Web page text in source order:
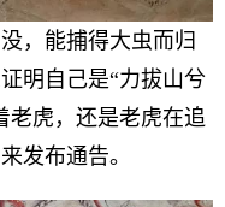
能捕得大虫而归
明自己是“力拔山兮
老虎，还是老虎在追
发布通告。